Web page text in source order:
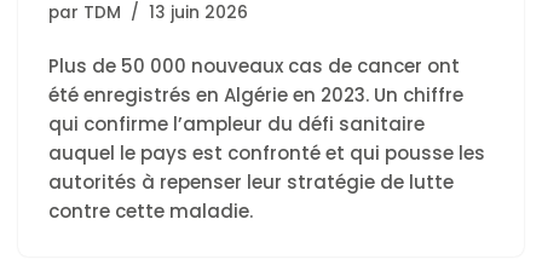
par TDM 13 juin 2026
Plus de 50 000 nouveaux cas de cancer ont
été enregistrés en Algérie en 2023. Un chiffre
qui confirme l’ampleur du défi sanitaire
auquel le pays est confronté et qui pousse les
autorités à repenser leur stratégie de lutte
contre cette maladie.